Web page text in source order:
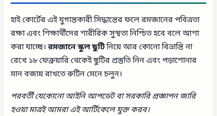
হাই কোর্টের এই যুগান্তকারী সিদ্ধান্তের ফলে রমজানের পবিত্রতা
রক্ষা এবং শিক্ষার্থীদের শারীরিক সুস্থতা নিশ্চিত হবে বলে আশা
করা যাচ্ছে।রমজানে স্কুল ছুটিনিয়ে আর কোনো বিভ্রান্তি না
রেখে ১৮ ফেব্রুয়ারি থেকেই ছুটির প্রস্তুতি নিন এবং পড়াশোনার
মান বজায় রাখতে রুটিন মেনে চলুন।
পরবর্তী যেকোনো আইনি আপডেট বা সরকারি প্রজ্ঞাপন জারি
হওয়া মাত্রই আমরা এই আর্টিকেলে যুক্ত করব।